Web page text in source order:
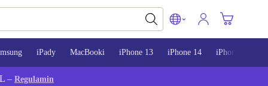
iPady MacBooki iPhone 13 iPhone 14 iPhone 15
– Regulamin